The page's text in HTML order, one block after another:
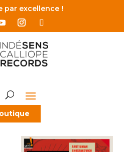
par excellence !